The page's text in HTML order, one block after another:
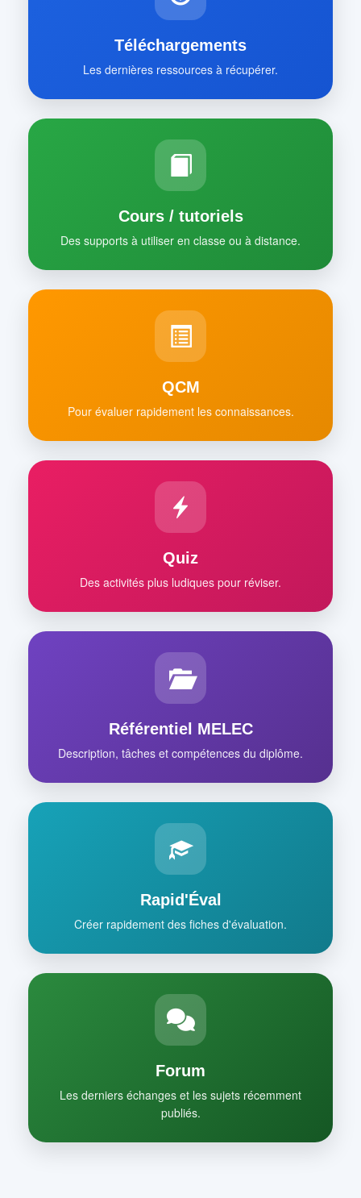
Téléchargements
Les dernières ressources à récupérer.
Cours / tutoriels
Des supports à utiliser en classe ou à distance.
QCM
Pour évaluer rapidement les connaissances.
Quiz
Des activités plus ludiques pour réviser.
Référentiel MELEC
Description, tâches et compétences du diplôme.
Rapid'Éval
Créer rapidement des fiches d'évaluation.
Forum
Les derniers échanges et les sujets récemment
publiés.